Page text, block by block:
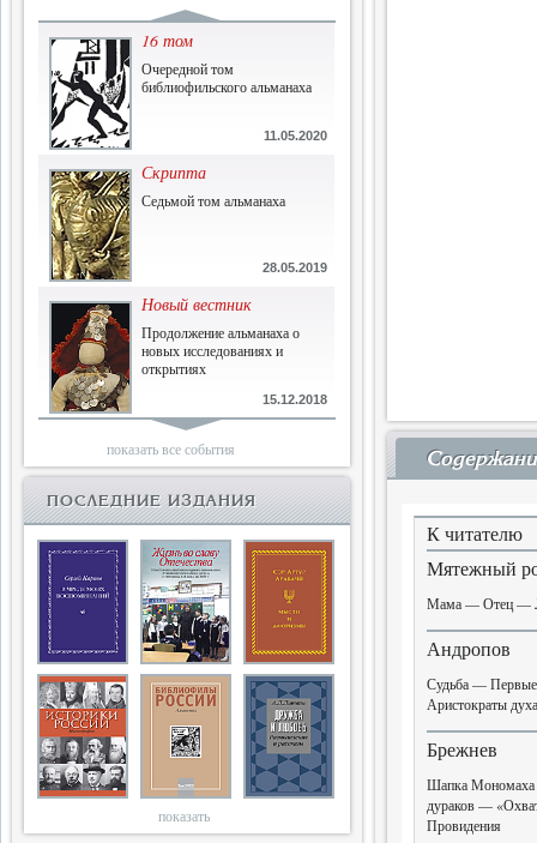
16 том
Очередной том
библиофильского альманаха
11.05.2020
Скрипта
Седьмой том альманаха
28.05.2019
Новый вестник
Продолжение альманаха о
новых исследованиях и
открытиях
15.12.2018
Библиофилам
Четырнадцатый и не последний
Двенадцатый
Новый том Вестника истории,
литературы, искусства
25.09.2017
Книги блокады
Последняя книга Т.В.Сталевой
15.06.2017
Энциклопедия историков
показать все события
ПОСЛЕДНИЕ ИЗДАНИЯ
показать
К читателю
Мятежный
Мама — Отец —
Андропов
Судьба —
Аристократы
Брежнев
Шапка Мономаха
дураков —
Провидения